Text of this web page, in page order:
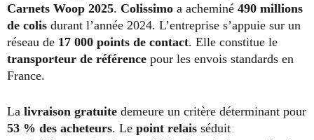
Carnets Woop 2025. Colissimo a acheminé 490 millions
de colis durant l’année 2024. L’entreprise s’appuie sur un
réseau de 17 000 points de contact. Elle constitue le
transporteur de référence pour les envois standards en
France.
La livraison gratuite demeure un critère déterminant pour
53 % des acheteurs. Le point relais séduit